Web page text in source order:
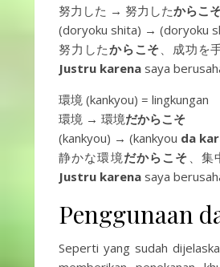
努力した → 努力したからこ
(doryoku shita) → (doryoku
努力したからこそ、成功を
Justru karena saya
環境 (kankyou) = lingkungan
環境 → 環境だからこそ
(kankyou) → (kankyou da
静かな環境だからこそ 、集
Justru karena saya
Penggunaan
Seperti yang sudah